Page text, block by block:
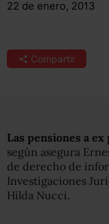
22 de enero, 2013
Compartir
Las pensiones a
según asegura
de derecho de
Investigaciones
Hilda Nucci.